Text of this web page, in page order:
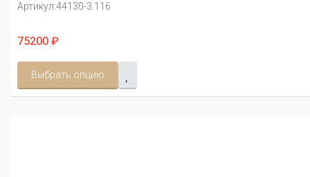
Артикул:44130-3.116
75200 ₽
Выбрать опцию